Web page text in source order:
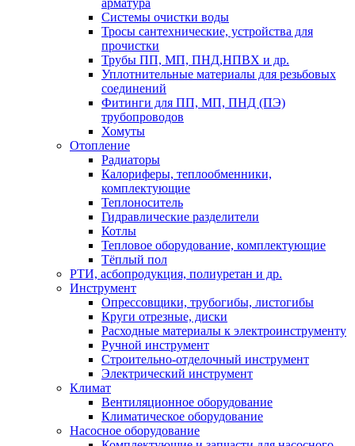
арматура
Системы очистки воды
Тросы сантехнические, устройства для
прочистки
Трубы ПП, МП, ПНД,НПВХ и др.
Уплотнительные материалы для резьбовых
соединений
Фитинги для ПП, МП, ПНД (ПЭ)
трубопроводов
Хомуты
Отопление
Радиаторы
Калориферы, теплообменники,
комплектующие
Теплоноситель
Гидравлические разделители
Котлы
Тепловое оборудование, комплектующие
Тёплый пол
РТИ, асбопродукция, полиуретан и др.
Инструмент
Опрессовщики, трубогибы, листогибы
Круги отрезные, диски
Расходные материалы к электроинструменту
Ручной инструмент
Строительно-отделочный инструмент
Электрический инструмент
Климат
Вентиляционное оборудование
Климатическое оборудование
Насосное оборудование